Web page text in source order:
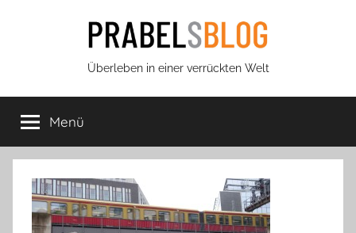
Prabels
Blog
Überleben in einer verrückten Welt
Menü